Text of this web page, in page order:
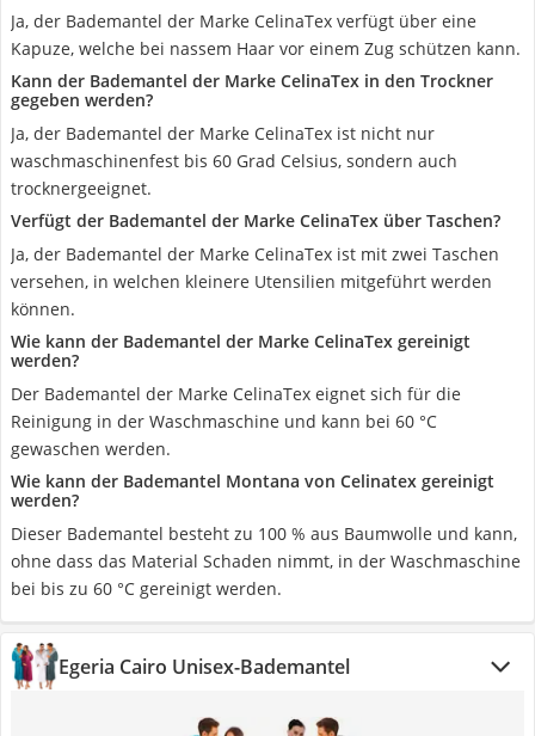
Ja, der Bademantel der Marke CelinaTex verfügt über eine
Kapuze, welche bei nassem Haar vor einem Zug schützen kann.
Kann der Bademantel der Marke CelinaTex in den Trockner
gegeben werden?
Ja, der Bademantel der Marke CelinaTex ist nicht nur
waschmaschinenfest bis 60 Grad Celsius, sondern auch
trocknergeeignet.
Verfügt der Bademantel der Marke CelinaTex über Taschen?
Ja, der Bademantel der Marke CelinaTex ist mit zwei Taschen
versehen, in welchen kleinere Utensilien mitgeführt werden
können.
Wie kann der Bademantel der Marke CelinaTex gereinigt
werden?
Der Bademantel der Marke CelinaTex eignet sich für die
Reinigung in der Waschmaschine und kann bei 60 °C
gewaschen werden.
Wie kann der Bademantel Montana von Celinatex gereinigt
werden?
Dieser Bademantel besteht zu 100 % aus Baumwolle und kann,
ohne dass das Material Schaden nimmt, in der Waschmaschine
bei bis zu 60 °C gereinigt werden.
Egeria Cairo Unisex-Bademantel